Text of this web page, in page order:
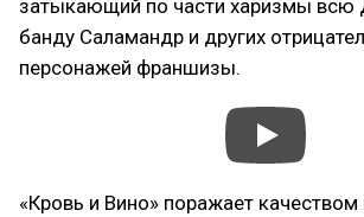
затыкающий по части харизмы всю
банду Саламандр и других
персонажей франшизы.
«Кровь и Вино» поражает качеством